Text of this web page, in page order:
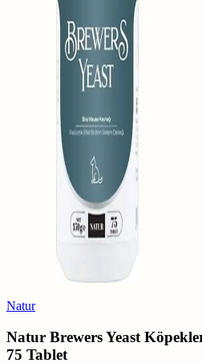
Natur
Natur Brewers Yeast
75 Tablet